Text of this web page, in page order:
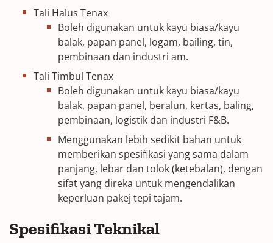
Tali Halus Tenax
Boleh digunakan untuk kayu biasa/kayu
balak, papan panel, logam, bailing, tin,
pembinaan dan industri am.
Tali Timbul Tenax
Boleh digunakan untuk kayu biasa/kayu
balak, papan panel, beralun, kertas, baling,
pembinaan, logistik dan industri F&B.
Menggunakan lebih sedikit bahan untuk
memberikan spesifikasi yang sama dalam
panjang, lebar dan tolok (ketebalan), dengan
sifat yang direka untuk mengendalikan
keperluan pakej tepi tajam.
Spesifikasi Teknikal